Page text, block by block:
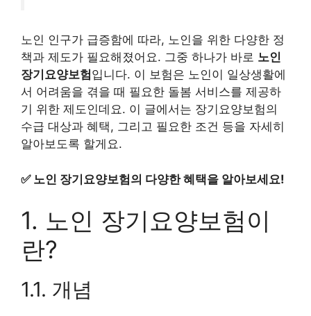
노인 인구가 급증함에 따라, 노인을 위한 다양한 정
책과 제도가 필요해졌어요. 그중 하나가 바로 노인
장기요양보험입니다. 이 보험은 노인이 일상생활에
서 어려움을 겪을 때 필요한 돌봄 서비스를 제공하
기 위한 제도인데요. 이 글에서는 장기요양보험의
수급 대상과 혜택, 그리고 필요한 조건 등을 자세히
알아보도록 할게요.
✅ 노인 장기요양보험의 다양한 혜택을 알아보세요!
1. 노인 장기요양보험이
란?
1.1. 개념